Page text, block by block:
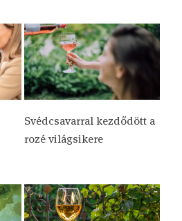
Svédcsavarral kezdődött a
rozé világsikere